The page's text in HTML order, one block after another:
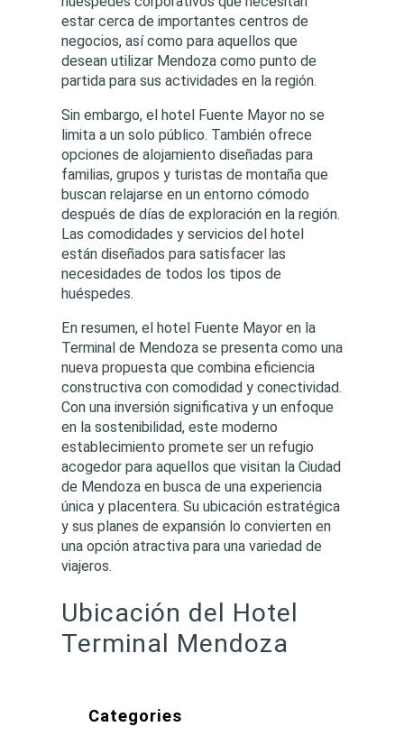
estar cerca de importantes centros de
negocios, así como para aquellos que
desean utilizar Mendoza como punto de
partida para sus actividades en la región.
Sin embargo, el hotel Fuente Mayor no se
limita a un solo público. También ofrece
opciones de alojamiento diseñadas para
familias, grupos y turistas de montaña que
buscan relajarse en un entorno cómodo
después de días de exploración en la región.
Las comodidades y servicios del hotel
están diseñados para satisfacer las
necesidades de todos los tipos de
huéspedes.
En resumen, el hotel Fuente Mayor en la
Terminal de Mendoza se presenta como una
nueva propuesta que combina eficiencia
constructiva con comodidad y conectividad.
Con una inversión significativa y un enfoque
en la sostenibilidad, este moderno
establecimiento promete ser un refugio
acogedor para aquellos que visitan la Ciudad
de Mendoza en busca de una experiencia
única y placentera. Su ubicación estratégica
y sus planes de expansión lo convierten en
una opción atractiva para una variedad de
viajeros.
Ubicación del Hotel
Terminal Mendoza
Categories